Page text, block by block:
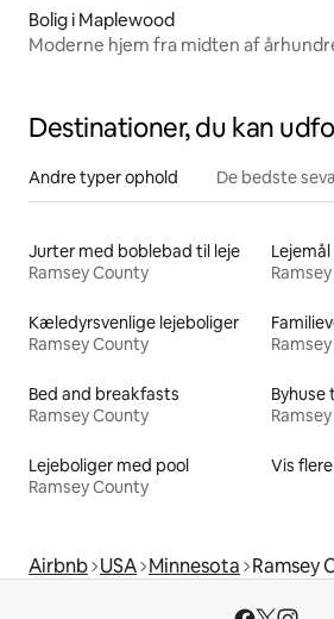
Bolig i Maplewood
Moderne hjem fra midten af
Destinationer, du kan
Andre typer ophold De bedste
Jurter med boblebad til leje
Ramsey County
Kæledyrsvenlige lejeboliger
Ramsey County
Bed and breakfasts
Ramsey County
Byhuse
Lejeboliger med pool
Ramsey County
Vis flere
Airbnb USA Minnesota Ramsey